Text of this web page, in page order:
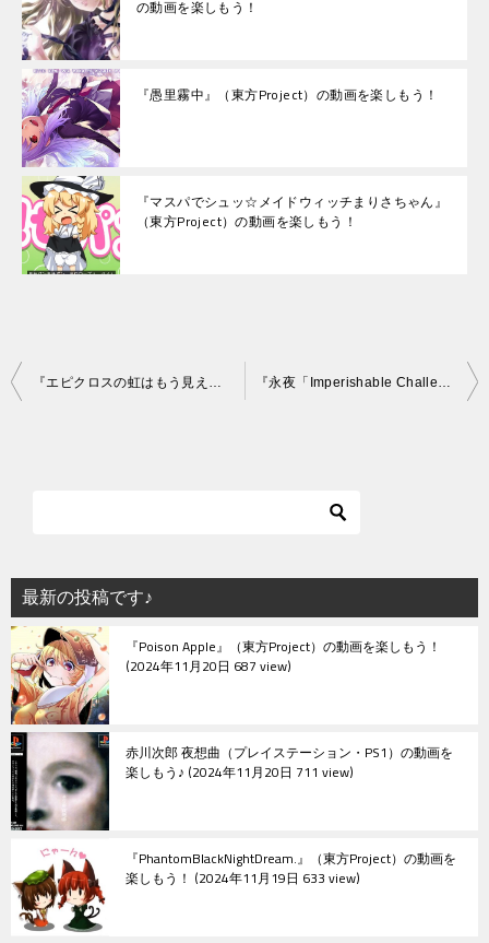
の動画を楽しもう！
『愚里霧中』（東方Project）の動画を楽しもう！
『マスパでシュッ☆メイドウィッチまりさちゃん』
（東方Project）の動画を楽しもう！
投
シ
ョ
ン
最新の投稿です♪
『Poison Apple』（東方Project）の動画を楽しもう！
2024年11月20日 687 view
赤川次郎 夜想曲（プレイステーション・PS1）の動画を
楽しもう♪ 2024年11月20日 711 view
『PhantomBlackNightDream.』（東方Project）の動画を
楽しもう！ 2024年11月19日 633 view